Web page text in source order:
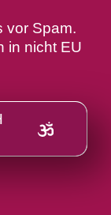
vor Spam.
in nicht EU